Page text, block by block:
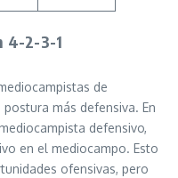
4-2-3-1
de
más defensiva. En
defensivo,
en el mediocampo. Esto
ofensivas, pero